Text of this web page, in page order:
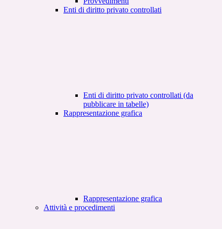
Enti di diritto privato controllati
Enti di diritto privato controllati (da
pubblicare in tabelle)
Rappresentazione grafica
Rappresentazione grafica
Attività e procedimenti